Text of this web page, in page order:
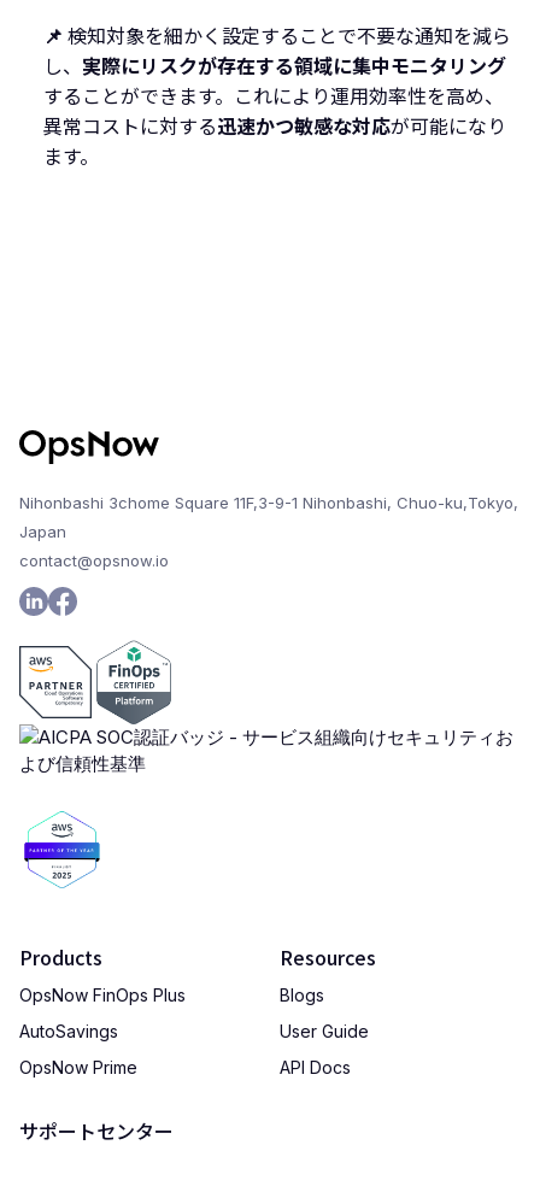
📌 検知対象を細かく設定することで不要な通知を減ら
し、 実際にリスクが存在する領域に集中モニタリング
することができます。これにより運用効率性を高め、
異常コストに対する迅速かつ敏感な対応が可能になり
ます。
Nihonbashi 3chome Square 11F,3-9-1 Nihonbashi, Chuo-ku,Tokyo,
Japan
contact@opsnow.io
Products
OpsNow FinOps Plus
AutoSavings
OpsNow Prime
サポートセンター
Resources
Blogs
User Guide
API Docs